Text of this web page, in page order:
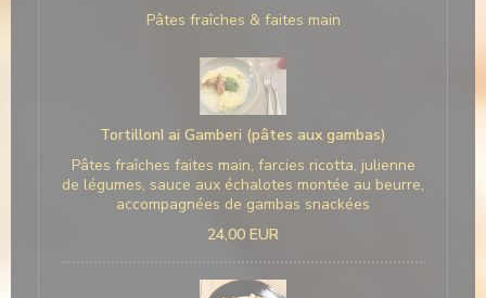
Pâtes fraîches & faites main
TortillonI ai Gamberi (pâtes aux gambas)
Pâtes fraîches faites main, farcies ricotta, julienne
de légumes, sauce aux échalotes montée au beurre,
accompagnées de gambas snackées
24,00 EUR